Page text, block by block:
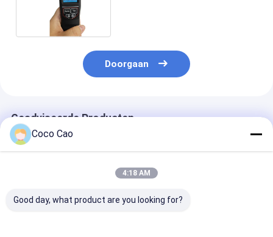
Doorgaan
Geadviseerde Producten
Coco Cao
4:18 AM
Good day, what product are you looking for?